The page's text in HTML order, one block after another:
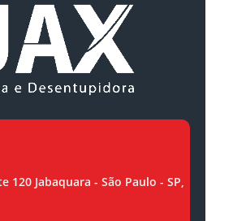
120 Jabaquara - São Paulo - SP,